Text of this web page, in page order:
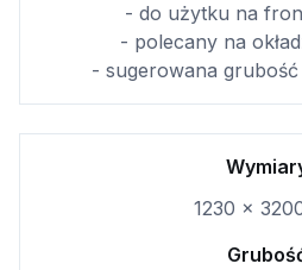
- do użytku na
- polecany na
- sugerowana grubość
1230 ×